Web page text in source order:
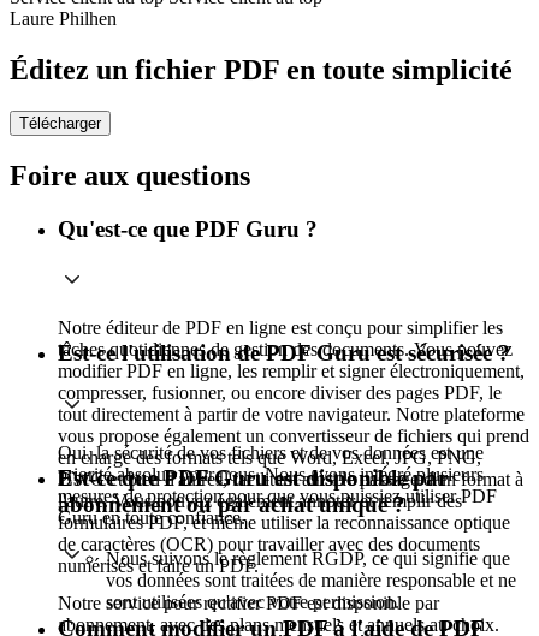
Laure Philhen
Éditez un fichier PDF en toute simplicité
Télécharger
Foire aux questions
Qu'est-ce que PDF Guru ?
Notre éditeur de PDF en ligne est conçu pour simplifier les
tâches quotidiennes de gestion des documents. Vous pouvez
modifier PDF en ligne, les remplir et signer électroniquement,
compresser, fusionner, ou encore diviser des pages PDF, le
tout directement à partir de votre navigateur. Notre plateforme
vous propose également un convertisseur de fichiers qui prend
en charge des formats tels que Word, Excel, JPG, PNG,
DWG et bien d'autres, facilitant ainsi le passage d'un format à
l'autre. Vous pouvez également annoter et remplir des
formulaires PDF, et même utiliser la reconnaissance optique
de caractères (OCR) pour travailler avec des documents
numérisés et faire un PDF.
Est-ce l'utilisation de PDF Guru est sécurisée ?
Oui, la sécurité de vos fichiers et de vos données est une
priorité absolue pour nous. Nous avons intégré plusieurs
mesures de protection pour que vous puissiez utiliser PDF
Guru en toute confiance.
Nous suivons le règlement RGDP, ce qui signifie que
vos données sont traitées de manière responsable et ne
sont utilisées qu'avec votre permission.
Est-ce que PDF Guru est disponible par
abonnement ou par achat unique ?
Notre service pour rectifier PDF est disponible par
abonnement, avec des plans mensuels et annuels au choix.
Comment modifier un PDF à l'aide de PDF